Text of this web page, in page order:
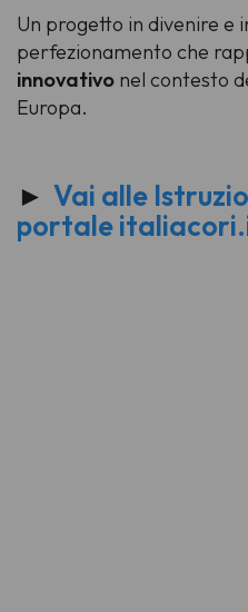
Un progetto in divenire e
perfezionamento che
innovativo nel contesto
Europa.
► Vai alle
portale